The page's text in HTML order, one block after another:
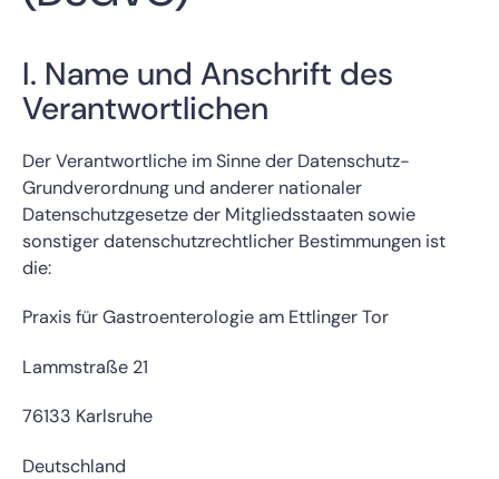
I. Name und Anschrift des
Verantwortlichen
Der Verantwortliche im Sinne der Datenschutz-
Grundverordnung und anderer nationaler
Datenschutzgesetze der Mitgliedsstaaten sowie
sonstiger datenschutzrechtlicher Bestimmungen ist
die:
Praxis für Gastroenterologie am Ettlinger Tor
Lammstraße 21
76133 Karlsruhe
Deutschland